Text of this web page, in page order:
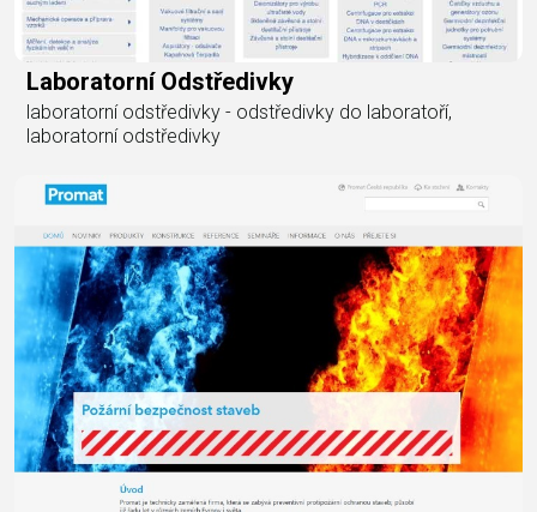
Laboratorní Odstředivky
laboratorní odstředivky - odstředivky do laboratoří,
laboratorní odstředivky